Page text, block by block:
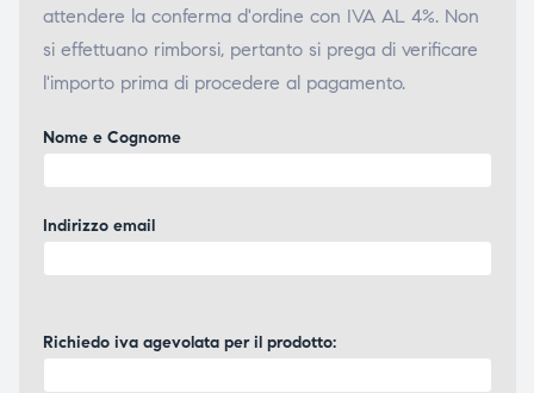
attendere la conferma d'ordine con IVA AL 4%. Non
si effettuano rimborsi, pertanto si prega di verificare
l'importo prima di procedere al pagamento.
Nome e Cognome
Indirizzo email
Richiedo iva agevolata per il prodotto: